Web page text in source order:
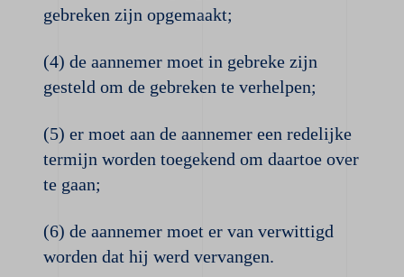
gebreken zijn opgemaakt;
(4) de aannemer moet in gebreke zijn
gesteld om de gebreken te verhelpen;
(5) er moet aan de aannemer een redelijke
termijn worden toegekend om daartoe over
te gaan;
(6) de aannemer moet er van verwittigd
worden dat hij werd vervangen.